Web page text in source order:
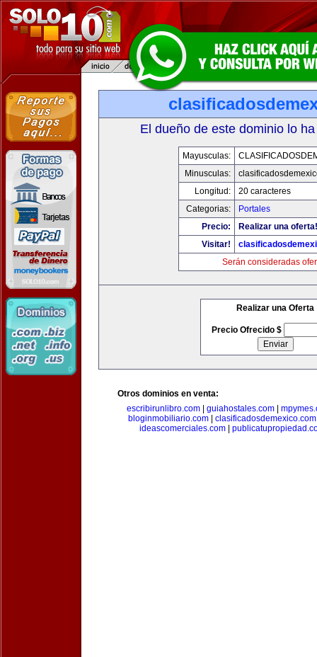
El dueño de este dominio lo
Mayusculas:
Minusculas:
Longitud:
20 caracteres
Categorias:
Portales
Precio:
Realizar una oferta!
Visitar!
Serán consideradas
Realizar una Oferta
Precio Ofrecido $
Otros dominios en venta:
escribirunlibro.com| guiahostales.com|
bloginmobiliario.com| clasificadosdemexico.com
ideascomerciales.com|